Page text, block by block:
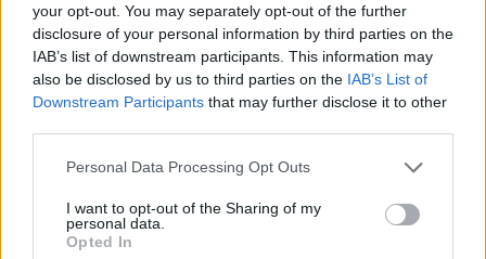
your opt-out. You may separately opt-out of the further
disclosure of your personal information by third parties on the
IAB’s list of downstream participants. This information may
also be disclosed by us to third parties on the IAB’s List of
Downstream Participants that may further disclose it to other
Please note that this website/app uses one or more Google
not limited to your visit or usage behaviour. You may click to
grant or deny consent to Google and its third-party tags to
use your data for below specified purposes in below Google
Personal Data Processing Opt Outs
I want to opt-out of the Sharing of my
personal data.
Opted In
Αιματηρό προσκύνημα στη Μέκκα - Τουλάχιστον
900 οι νεκροί λόγω καύσωνα
Ο υδράργυρος έφτασε τους 52 βαθμούς, απελπισμένοι
συγγενείς αναζητούν του δικούς τους που αγνοούνται,
τουλάχιστον 600 Αιγύπτιοι νεκροί